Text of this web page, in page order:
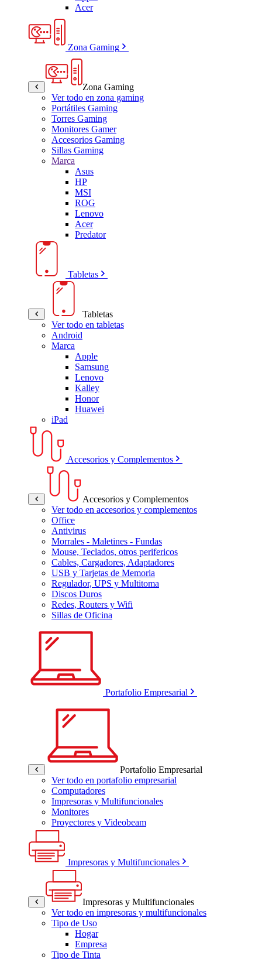
Acer
Zona Gaming
Zona Gaming
Ver todo en zona gaming
Portátiles Gaming
Torres Gaming
Monitores Gamer
Accesorios Gaming
Sillas Gaming
Marca
Asus
HP
MSI
ROG
Lenovo
Acer
Predator
Tabletas
Tabletas
Ver todo en tabletas
Android
Marca
Apple
Samsung
Lenovo
Kalley
Honor
Huawei
iPad
Accesorios y Complementos
Accesorios y Complementos
Ver todo en accesorios y complementos
Office
Antivirus
Morrales - Maletines - Fundas
Mouse, Teclados, otros perifericos
Cables, Cargadores, Adaptadores
USB y Tarjetas de Memoria
Regulador, UPS y Multitoma
Discos Duros
Redes, Routers y Wifi
Sillas de Oficina
Portafolio Empresarial
Portafolio Empresarial
Ver todo en portafolio empresarial
Computadores
Impresoras y Multifuncionales
Monitores
Proyectores y Videobeam
Impresoras y Multifuncionales
Impresoras y Multifuncionales
Ver todo en impresoras y multifuncionales
Tipo de Uso
Hogar
Empresa
Tipo de Tinta